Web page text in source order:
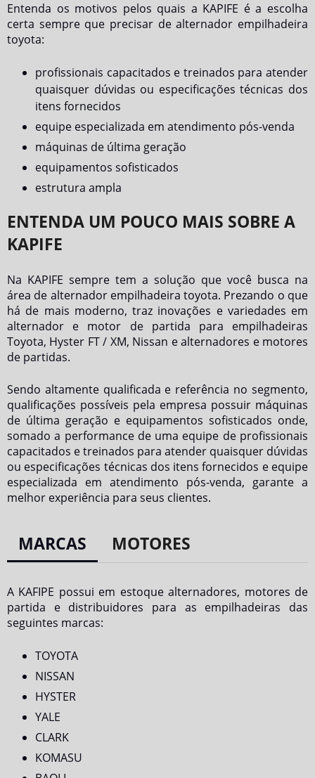
Entenda os motivos pelos quais a KAPIFE é a escolha
certa sempre que precisar dealternador empilhadeira
toyota:
profissionais capacitados e treinados para atender
quaisquer dúvidas ou especificações técnicas dos
itens fornecidos
equipe especializada em atendimento pós-venda
máquinas de última geração
equipamentos sofisticados
estrutura ampla
ENTENDA UM POUCO MAIS SOBRE A
KAPIFE
Na KAPIFE sempre tem a solução que você busca na
área de alternador empilhadeira toyota. Prezando o que
há de mais moderno, traz inovações e variedades em
alternador e motor de partida para empilhadeiras
Toyota, Hyster FT / XM, Nissan e alternadores e motores
de partidas.
Sendo altamente qualificada e referência no segmento,
qualificações possíveis pela empresa possuir máquinas
de última geração e equipamentos sofisticados onde,
somado a performance de uma equipe de profissionais
capacitados e treinados para atender quaisquer dúvidas
ou especificações técnicas dos itens fornecidos e equipe
especializada em atendimento pós-venda, garante a
melhor experiência para seus clientes.
MARCAS MOTORES
A KAFIPE possui em estoque alternadores, motores de
partida e distribuidores para as empilhadeiras das
seguintes marcas:
TOYOTA
NISSAN
HYSTER
YALE
CLARK
KOMASU